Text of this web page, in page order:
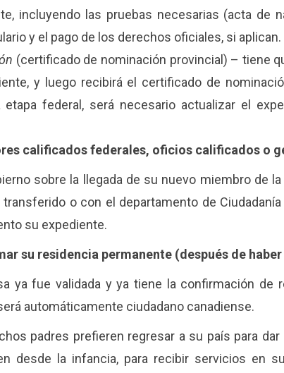
incluyendo las pruebas necesarias (acta de
y el pago de los derechos oficiales, si aplican.
(certificado de nominación provincial) – tiene
y luego recibirá el certificado de
federal, será necesario actualizar el
calificados federales, oficios calificados o
sobre la llegada de su nuevo miembro de
o con el departamento de
su expediente.
su residencia permanente (después de
ya fue validada y ya tiene la confirmación de
automáticamente ciudadano canadiense.
padres prefieren regresar a su país para
desde la infancia, para recibir servicios en